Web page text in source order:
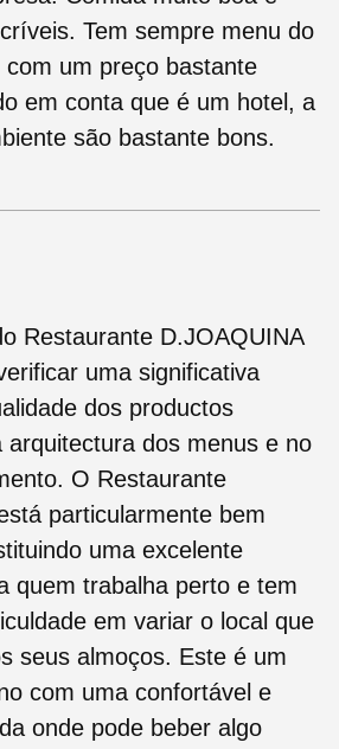
Tem sempre menu do
um preço bastante
em conta que é um hotel, a
são bastante bons.
Restaurante D.JOAQUINA
uma significativa
dos productos
arquitectura dos menus e no
O Restaurante
particularmente bem
uma excelente
quem trabalha perto e tem
em variar o local que
seus almoços. Este é um
com uma confortável e
onde pode beber algo